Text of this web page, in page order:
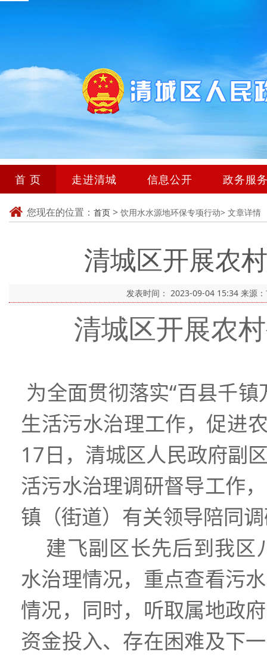
首 页 走进清城 信息公开 政务服
您现在的位置： 首页 > 饮用水水源地环保专项行动> 文章详情
清城区开展农
发表时间： 2023-09-04 15:34 来源
清城区开展农
为全面贯彻落实“百县千
生活污水治理工作，促进
17日，清城区人民政府副
活污水治理调研督导工作
镇（街道）有关领导陪同
建飞副区长先后到我
水治理情况，重点查看污
情况，同时，听取属地政
资金投入、存在困难及下